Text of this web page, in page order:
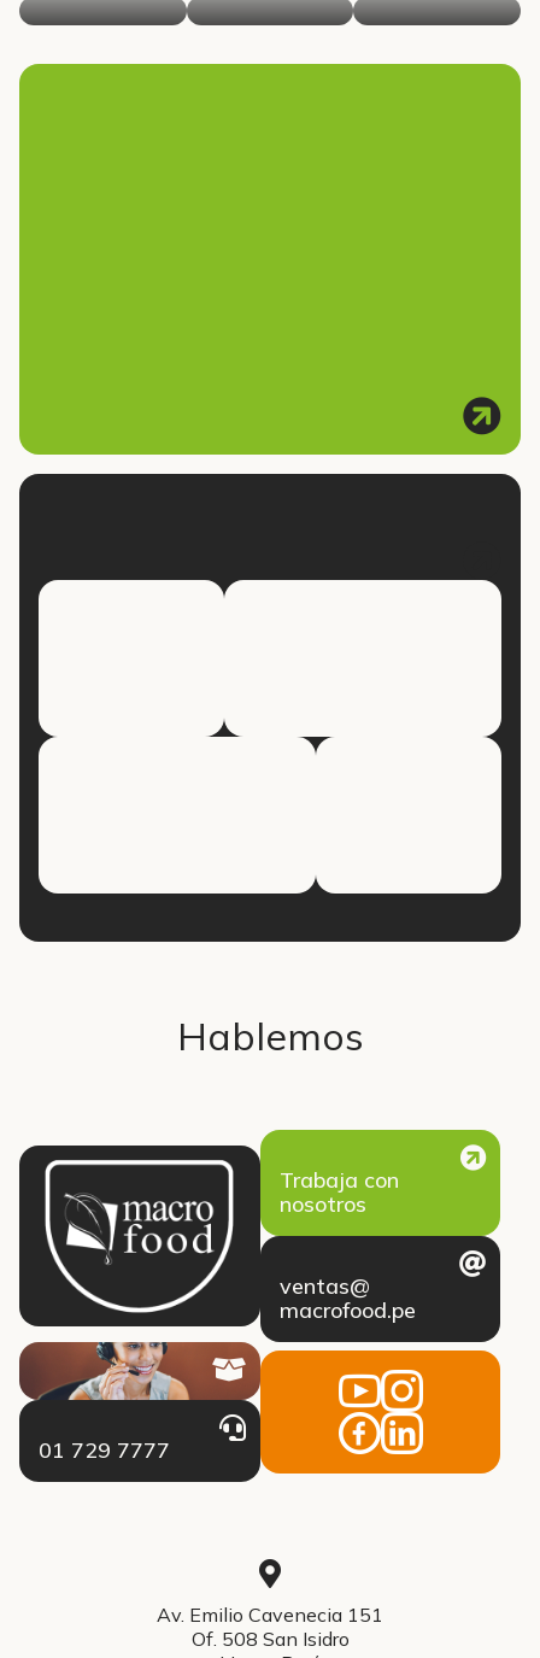
Hablemos
Trabaja con
nosotros
ventas@
macrofood.pe
01 729 7777
Av. Emilio Cavenecia 151
Of. 508 San Isidro